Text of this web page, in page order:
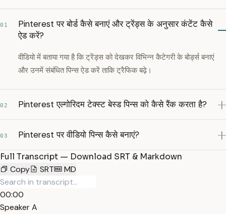
01
Pinterest पर बोर्ड कैसे बनाएं और ट्रेंड्स के अनुसार कंटेंट कैसे
ऐड करें?
वीडियो में बताया गया है कि ट्रेंड्स को देखकर विभिन्न कैटेगरी के बोर्ड्स बनाएं
और उनमें संबंधित पिन्स ऐड करें ताकि ट्रैफिक बढ़े।
02 Pinterest एल्गोरिदम टेक्स्ट बेस्ड पिन्स को कैसे रैंक करता है?
03 Pinterest पर वीडियो पिन्स कैसे बनाएं?
Full Transcript — Download SRT & Markdown
Copy
SRT MD
00:00
Speaker A